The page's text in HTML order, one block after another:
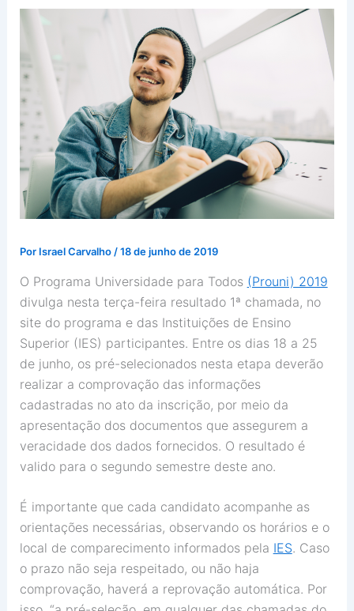
Por Israel Carvalho /18 de junho de 2019
O Programa Universidade para Todos (Prouni) 2019
divulga nesta terça-feira resultado1ª chamada, no
site do programa e das Instituições de Ensino
Superior (IES) participantes. Entre os dias 18 a 25
de junho, os pré-selecionados nesta etapa deverão
realizar a comprovação das informações
cadastradas no ato da inscrição, por meio da
apresentação dos documentos que assegurem a
veracidade dos dados fornecidos. O resultado é
valido para o segundo semestre deste ano.
É importante que cada candidato acompanhe as
orientações necessárias, observando os horários e o
local de comparecimento informados pela IES. Caso
o prazo não seja respeitado, ou não haja
comprovação, haverá a reprovação automática. Por